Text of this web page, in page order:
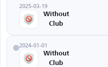
2025-03-19
Without
Club
2024-01-01
Without
Club